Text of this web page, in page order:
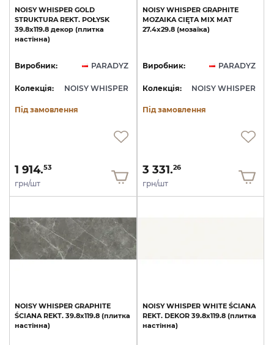
NOISY WHISPER GOLD
STRUKTURA REKT. POŁYSK
39.8х119.8 декор (плитка
настінна)
Виробник: PARADYZ
Колекція: NOISY WHISPER
Під замовлення
1 914.53
грн/шт
NOISY WHISPER GRAPHITE
MOZAIKA CIĘTA MIX MAT
27.4х29.8 (мозаїка)
Виробник: PARADYZ
Колекція: NOISY WHISPER
Під замовлення
3 331.26
грн/шт
NOISY WHISPER GRAPHITE
ŚCIANA REKT. 39.8х119.8 (плитка
настінна)
NOISY WHISPER WHITE ŚCIANA
REKT. DEKOR 39.8х119.8 (плитка
настінна)